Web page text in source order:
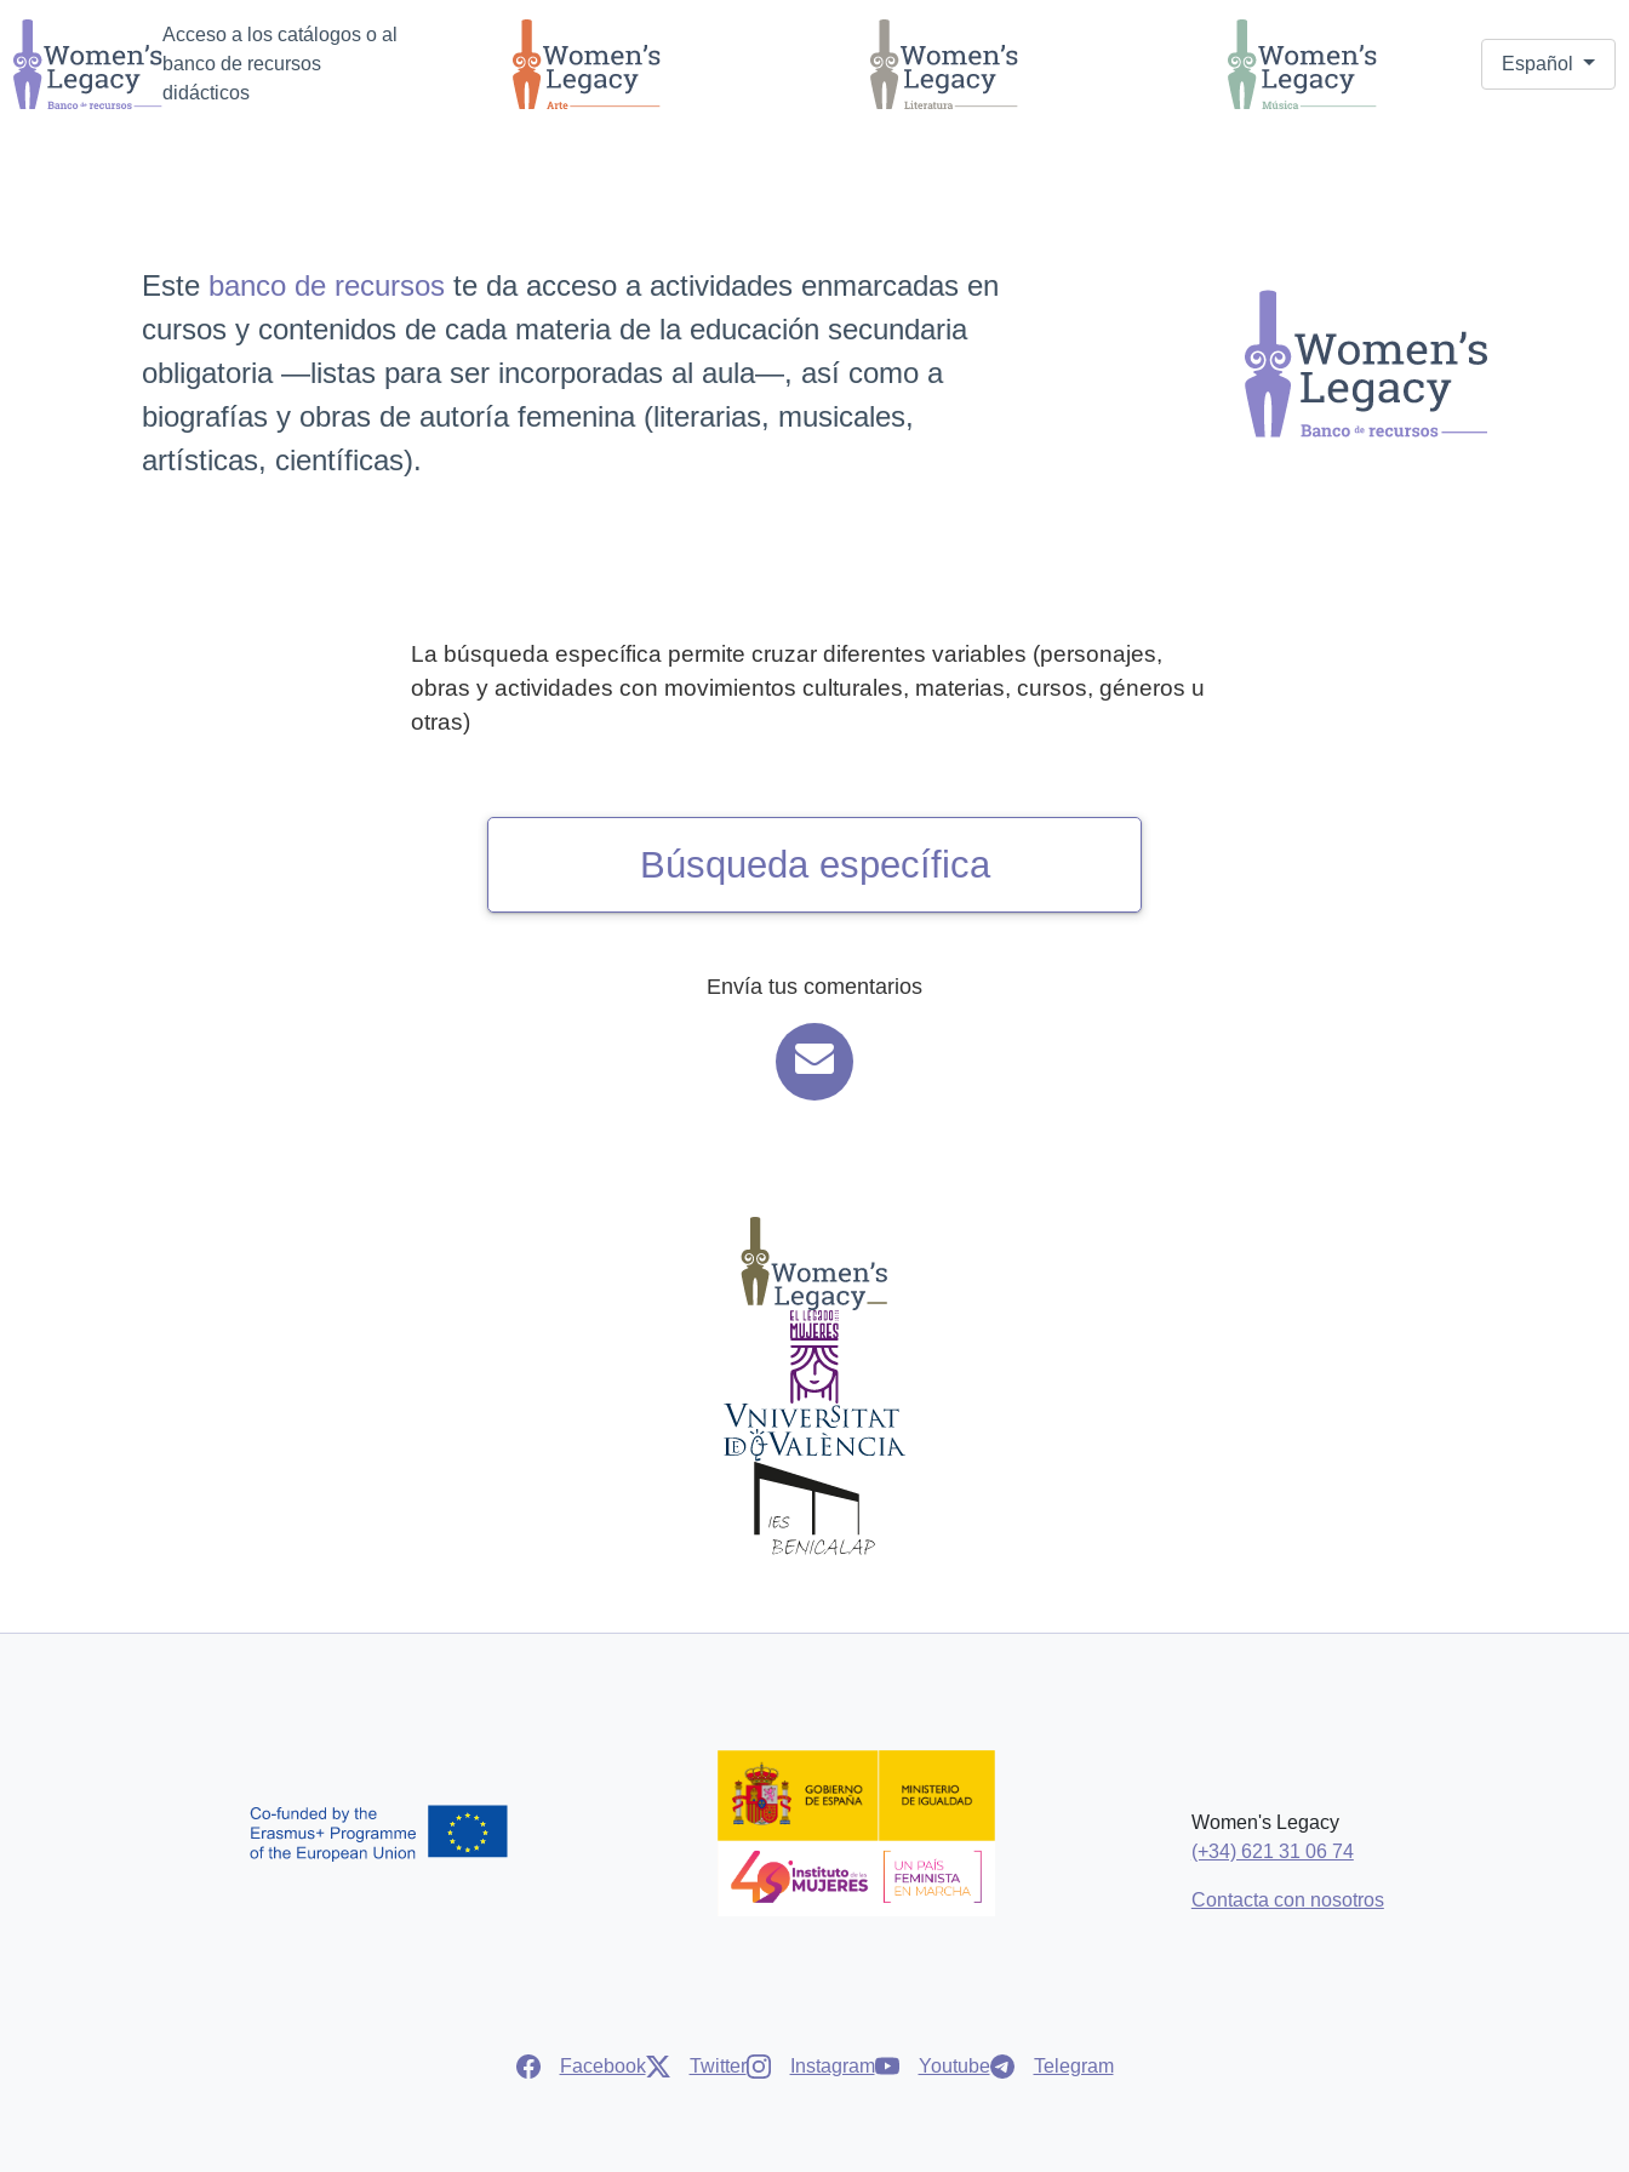
búsqueda
contenido
principal
Acceso a los catálogos o al
banco de recursos
didácticos
Español
Este banco de recursos te da acceso a actividades enmarcadas en
cursos y contenidos de cada materia de la educación secundaria
obligatoria ―listas para ser incorporadas al aula―, así como a
biografías y obras de autoría femenina (literarias, musicales,
artísticas, científicas).
La búsqueda específica permite cruzar diferentes variables (personajes,
obras y actividades con movimientos culturales, materias, cursos, géneros u
otras)
Búsqueda específica
Envía tus comentarios
Contacta con nosotros
Women's Legacy
(+34) 621 31 06 74
Facebook Twitter Instagram Youtube Telegram